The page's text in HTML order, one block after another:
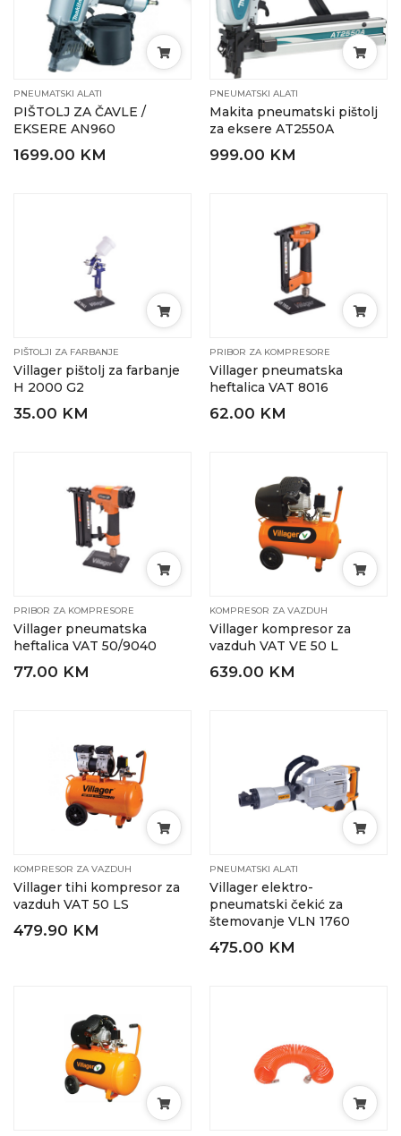
PNEUMATSKI ALATI
PIŠTOLJ ZA ČAVLE /
EKSERE AN960
1699.00 KM
PNEUMATSKI ALATI
Makita pneumatski pištolj
za eksere AT2550A
999.00 KM
PIŠTOLJI ZA FARBANJE
Villager pištolj za farbanje
H 2000 G2
35.00 KM
PRIBOR ZA KOMPRESORE
Villager pneumatska
heftalica VAT 8016
62.00 KM
PRIBOR ZA KOMPRESORE
Villager pneumatska
heftalica VAT 50/9040
77.00 KM
KOMPRESOR ZA VAZDUH
Villager kompresor za
vazduh VAT VE 50 L
639.00 KM
KOMPRESOR ZA VAZDUH
Villager tihi kompresor za
vazduh VAT 50 LS
479.90 KM
PNEUMATSKI ALATI
Villager elektro-
pneumatski čekić za
štemovanje VLN 1760
475.00 KM